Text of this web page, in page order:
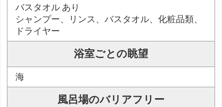
バスタオル あり
シャンプー、リンス、バスタオル、化粧品類、
ドライヤー
浴室ごとの眺望
海
風呂場のバリアフリー